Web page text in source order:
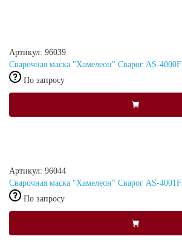
Артикул: 96039
Сварочная маска "Хамелеон" Сварог AS-4000F
По запросу
Артикул: 96044
Сварочная маска "Хамелеон" Сварог AS-4001F
По запросу